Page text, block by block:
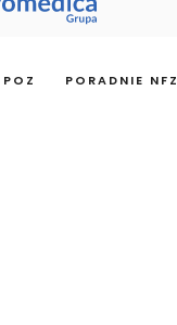
PORADNIE NFZ